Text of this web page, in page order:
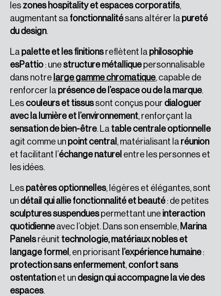
les zones hospitality et espaces corporatifs,
augmentant sa fonctionnalitésans altérer la pureté
du design.
La palette et les finitionsreflètent la philosophie
esPattio : unestructure métalliquepersonnalisable
dans notre large gamme chromatique, capable de
renforcer la présence de l’espace ou de la marque.
Les couleurs et tissussont conçus pour dialoguer
avec la lumière et l’environnement, renforçant la
sensation de bien-être. La table centrale optionnelle
agit comme un point central , matérialisant la réunion
et facilitant l’échange naturel entre les personnes et
les idées.
Les patères optionnelles, légères et élégantes, sont
un détail qui allie fonctionnalité et beauté: de petites
sculptures suspenduespermettant une interaction
quotidienneavec l’objet. Dans son ensemble, Marina
Panelsréunit technologie, matériaux nobles et
langage formel , en priorisant l’expérience humaine:
protection sans enfermement, confort sans
ostentationet un design qui accompagne la vie des
espaces.